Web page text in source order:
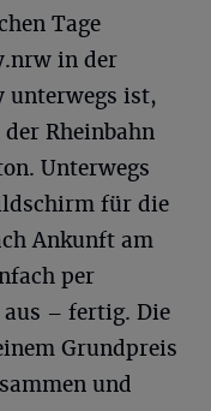
Tage
in der
unterwegs ist,
Rheinbahn
Unterwegs
für die
Ankunft am
per
– fertig. Die
Grundpreis
und